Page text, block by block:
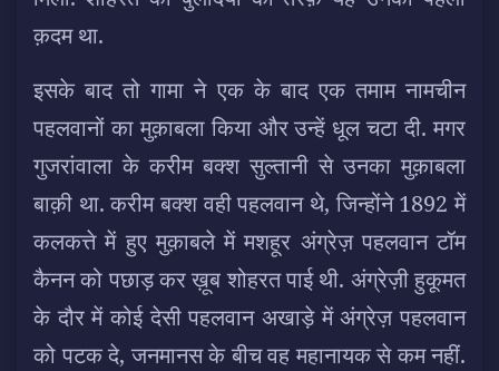
क़दम था.
इसके बाद तो गामा ने एक के बाद एक तमाम नामचीन
पहलवानों का मुक़ाबला किया और उन्हें धूल चटा दी. मगर
गुजरांवाला के करीम बक्श सुल्तानी से उनका मुक़ाबला
बाक़ी था. करीम बक्श वही पहलवान थे, जिन्होंने 1892 में
कलकत्ते में हुए मुक़ाबले में मशहूर अंग्रेज़ पहलवान टॉम
कैनन को पछाड़ कर ख़ूब शोहरत पाई थी. अंग्रेज़ी हुकूमत
के दौर में कोई देसी पहलवान अखाड़े में अंग्रेज़ पहलवान
को पटक दे, जनमानस के बीच वह महानायक से कम नहीं.